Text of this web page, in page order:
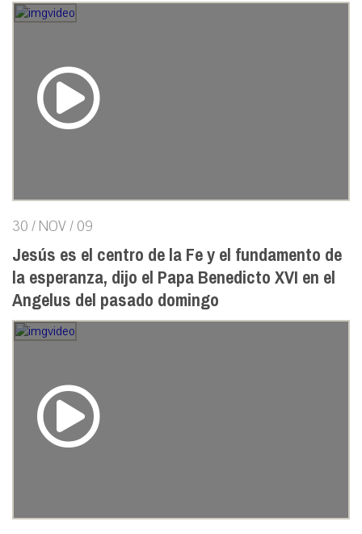
30 / NOV / 09
Jesús es el centro de la Fe y el fundamento de
la esperanza, dijo el Papa Benedicto XVI en el
Angelus del pasado domingo